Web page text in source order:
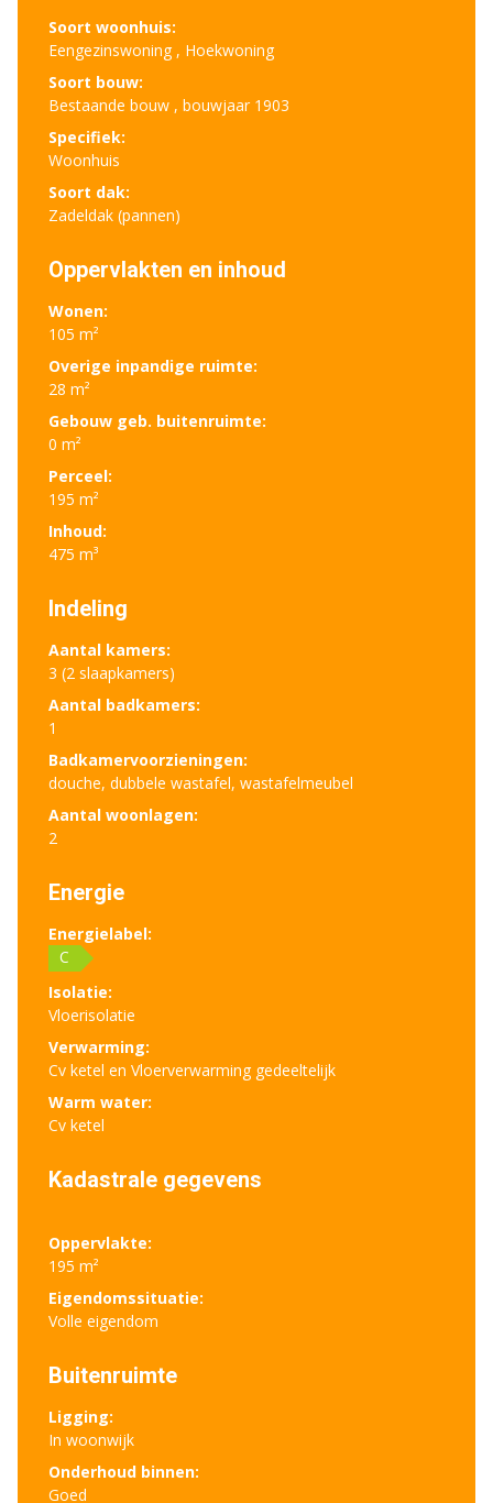
Soort woonhuis:
Eengezinswoning , Hoekwoning
Soort bouw:
Bestaande bouw , bouwjaar 1903
Specifiek:
Woonhuis
Soort dak:
Zadeldak (pannen)
Oppervlakten en inhoud
Wonen:
105 m²
Overige inpandige ruimte:
28 m²
Gebouw geb. buitenruimte:
0 m²
Perceel:
195 m²
Inhoud:
475 m³
Indeling
Aantal kamers:
3 (2 slaapkamers)
Aantal badkamers:
1
Badkamervoorzieningen:
douche, dubbele wastafel, wastafelmeubel
Aantal woonlagen:
2
Energie
Energielabel:
C
Isolatie:
Vloerisolatie
Verwarming:
Cv ketel en Vloerverwarming gedeeltelijk
Warm water:
Cv ketel
Kadastrale gegevens
Oppervlakte:
195 m²
Eigendomssituatie:
Volle eigendom
Buitenruimte
Ligging:
In woonwijk
Onderhoud binnen:
Goed